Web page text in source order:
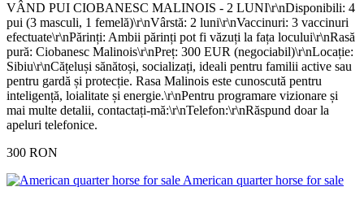
VÂND PUI CIOBANESC MALINOIS - 2 LUNI\r\nDisponibili: 4
pui (3 masculi, 1 femelă)\r\nVârstă: 2 luni\r\nVaccinuri: 3 vaccinuri
efectuate\r\nPărinți: Ambii părinți pot fi văzuți la fața locului\r\nRasă
pură: Ciobanesc Malinois\r\nPreț: 300 EUR (negociabil)\r\nLocație:
Sibiu\r\nCățeluși sănătoși, socializați, ideali pentru familii active sau
pentru gardă și protecție. Rasa Malinois este cunoscută pentru
inteligență, loialitate și energie.\r\nPentru programare vizionare și
mai multe detalii, contactați-mă:\r\nTelefon:\r\nRăspund doar la
apeluri telefonice.
300 RON
American quarter horse for sale